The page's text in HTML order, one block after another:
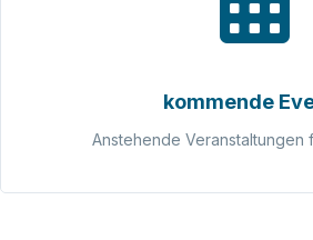
kommende
Anstehende Veranstaltungen